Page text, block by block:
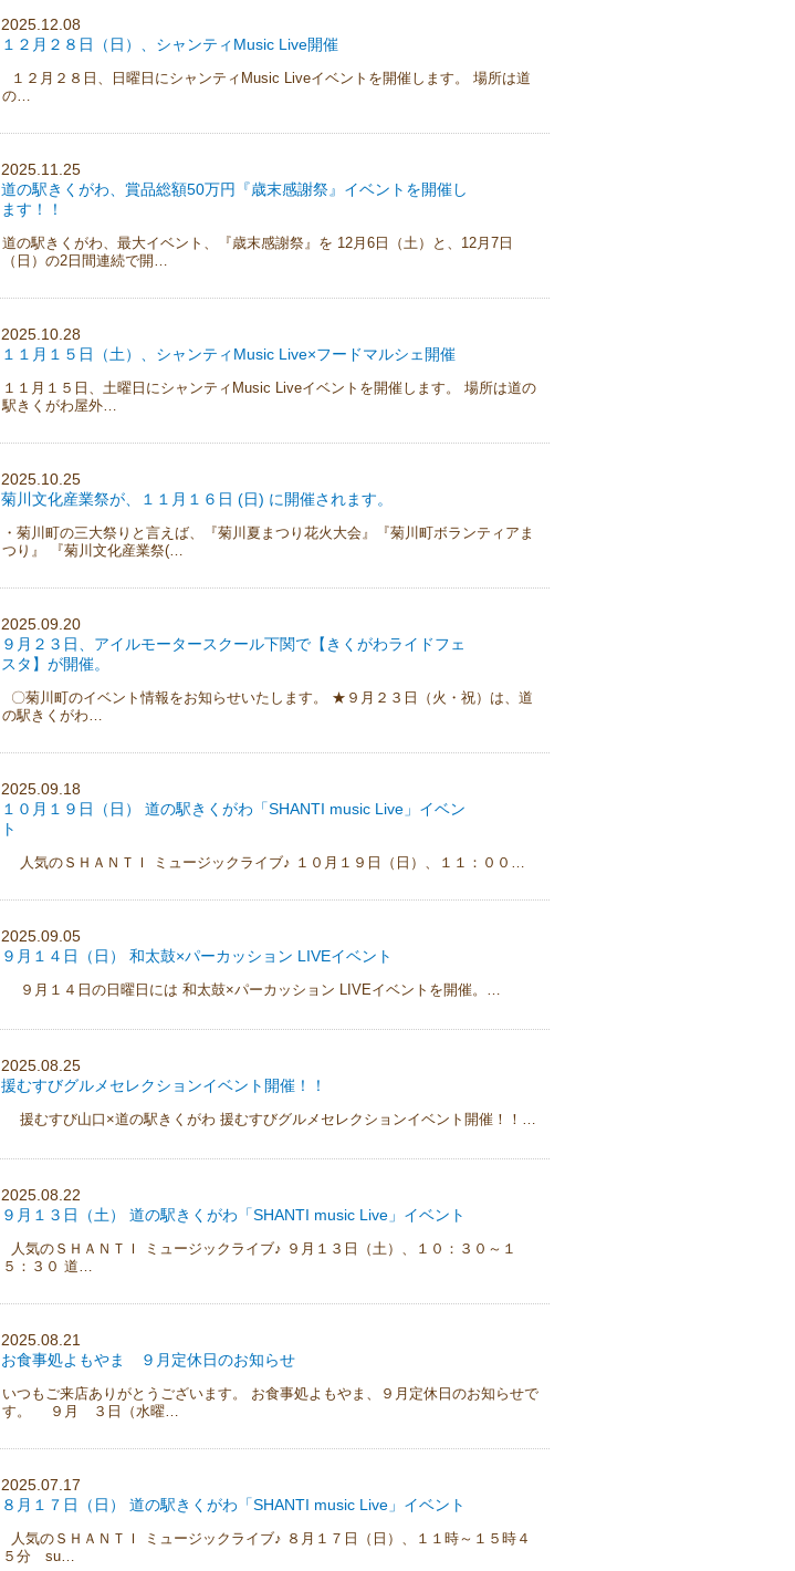
2025.12.08
１２月２８日（日）、シャンティMusic Live開催
１２月２８日、日曜日にシャンティMusic Liveイベントを開催します。 場所は道
の…
2025.11.25
道の駅きくがわ、賞品総額50万円『歳末感謝祭』イベントを開催し
ます！！
道の駅きくがわ、最大イベント、『歳末感謝祭』を 12月6日（土）と、12月7日
（日）の2日間連続で開…
2025.10.28
１１月１５日（土）、シャンティMusic Live×フードマルシェ開催
１１月１５日、土曜日にシャンティMusic Liveイベントを開催します。 場所は道の
駅きくがわ屋外…
2025.10.25
菊川文化産業祭が、１１月１６日 (日) に開催されます。
・菊川町の三大祭りと言えば、『菊川夏まつり花火大会』『菊川町ボランティアま
つり』 『菊川文化産業祭(…
2025.09.20
９月２３日、アイルモータースクール下関で【きくがわライドフェ
スタ】が開催。
〇菊川町のイベント情報をお知らせいたします。 ★９月２３日（火・祝）は、道
の駅きくがわ…
2025.09.18
１０月１９日（日） 道の駅きくがわ「SHANTI music Live」イベン
ト
人気のＳＨＡＮＴＩ ミュージックライブ♪ １０月１９日（日）、１１：００…
2025.09.05
９月１４日（日） 和太鼓×パーカッション LIVEイベント
９月１４日の日曜日には 和太鼓×パーカッション LIVEイベントを開催。…
2025.08.25
援むすびグルメセレクションイベント開催！！
援むすび山口×道の駅きくがわ 援むすびグルメセレクションイベント開催！！…
2025.08.22
９月１３日（土） 道の駅きくがわ「SHANTI music Live」イベント
人気のＳＨＡＮＴＩ ミュージックライブ♪ ９月１３日（土）、１０：３０～１
５：３０ 道…
2025.08.21
お食事処よもやま ９月定休日のお知らせ
いつもご来店ありがとうございます。 お食事処よもやま、９月定休日のお知らせで
す。 ９月 ３日（水曜…
2025.07.17
８月１７日（日） 道の駅きくがわ「SHANTI music Live」イベント
人気のＳＨＡＮＴＩ ミュージックライブ♪ ８月１７日（日）、１１時～１５時４
５分 su…